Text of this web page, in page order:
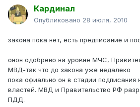
Кардинал
Опубликовано 28 июля, 2010
закона пока нет, есть предписание и
онон одобрено на уровне МЧС,
МВД-так что до закона уже недалеко
пока офиально он в стадии подписания
властей. МВД и Правительство РФ
ПДД.